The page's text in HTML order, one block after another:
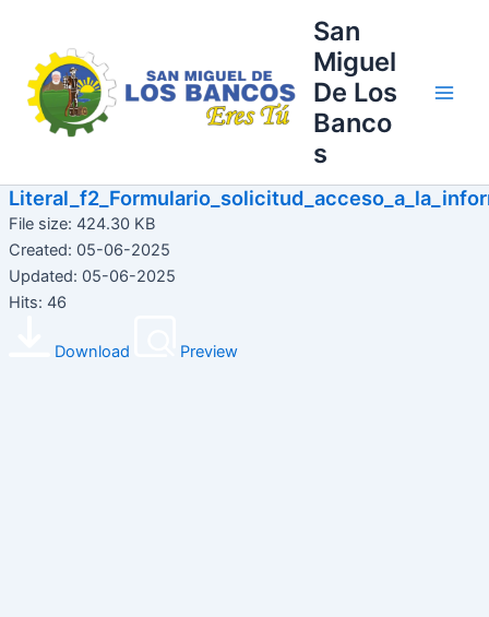
contenido
San
Miguel
De Los
Banco
s
File size: 424.30 KB
Created: 05-06-2025
Updated: 05-06-2025
Hits: 46
Download Preview